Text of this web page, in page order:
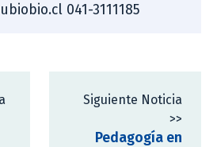
041-3111185
Siguiente Noticia
>>
Pedagogía en